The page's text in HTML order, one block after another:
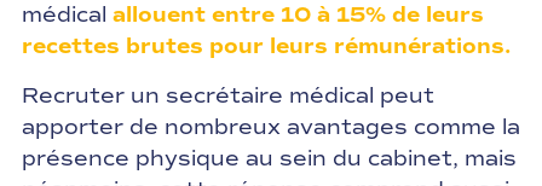
médical allouent entre 10 à 15% de leurs
recettes brutes pour leurs rémunérations.
Recruter un secrétaire médical peut
apporter de nombreux avantages comme la
présence physique au sein du cabinet, mais